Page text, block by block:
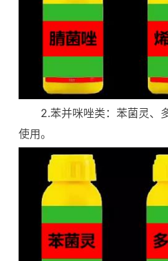
2.苯并咪唑类：苯菌灵、
使用。